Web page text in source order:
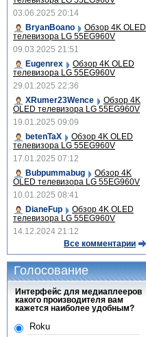
03.06.2025 20:14
BryanBoano
Обзор 4K OLED
телевизора LG 55EG960V
09.03.2025 21:51
Eugenrex
Обзор 4K OLED
телевизора LG 55EG960V
29.01.2025 22:36
XRumer23Wence
Обзор 4K
OLED телевизора LG 55EG960V
19.01.2025 09:09
betenTaX
Обзор 4K OLED
телевизора LG 55EG960V
17.01.2025 07:12
Bubpummabug
Обзор 4K
OLED телевизора LG 55EG960V
10.01.2025 08:41
DianeFup
Обзор 4K OLED
телевизора LG 55EG960V
14.12.2024 21:12
Все комментарии
Голосование
Интерфейс для медиаплееров
какого производителя вам
кажется наиболее удобным?
Roku